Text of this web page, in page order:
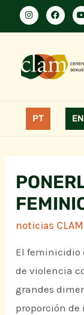
PT EN
noticias CLAM
El feminicidio
de violencia
grandes
proporción de